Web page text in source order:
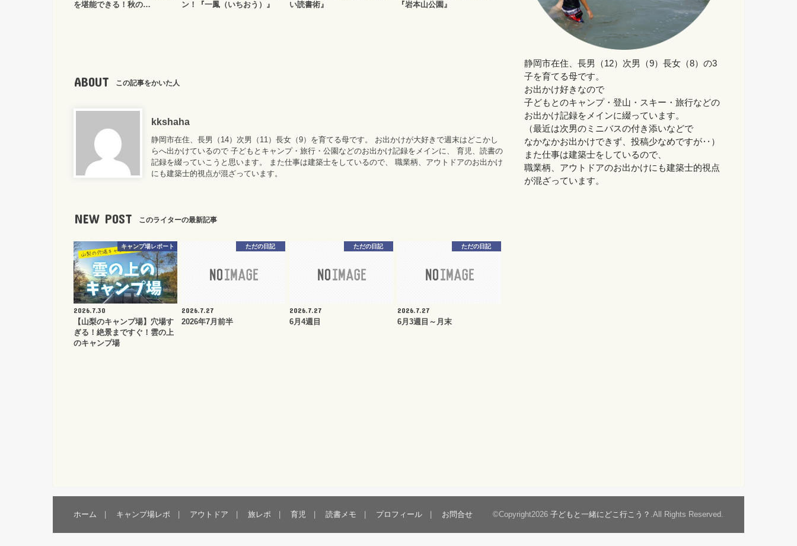
を堪能できる！秋の…
ン！『一鳳（いちおう）』
い読書術』
『岩本山公園』
ABOUT この記事をかいた人
kkshaha
静岡市在住、長男（14）次男（11）長女（9）を育てる母です。 お出かけが大好きで週末はどこかし
らへ出かけているので 子どもとキャンプ・旅行・公園などのお出かけ記録をメインに、 育児、読書の
記録を綴っていこうと思います。 また仕事は建築士をしているので、 職業柄、アウトドアのお出かけ
にも建築士的視点が混ざっています。
NEW POST このライターの最新記事
キャンプ場レポート
2026.7.30
【山梨のキャンプ場】穴場す
ぎる！絶景まですぐ！雲の上
のキャンプ場
ただの日記
2026.7.27
2026年7月前半
ただの日記
2026.7.27
6月4週目
ただの日記
2026.7.27
6月3週目～月末
静岡市在住、長男（12）次男（9）長女（8）の3
子を育てる母です。
お出かけ好きなので
子どもとのキャンプ・登山・スキー・旅行などの
お出かけ記録をメインに綴っています。
（最近は次男のミニバスの付き添いなどで
なかなかお出かけできず、投稿少なめですが‥）
また仕事は建築士をしているので、
職業柄、アウトドアのお出かけにも建築士的視点
が混ざっています。
ホーム キャンプ場レポ アウトドア 旅レポ 育児 読書メモ プロフィール お問合せ ©Copyright2026 子どもと一緒にどこ行こう？ .All Rights Reserved.